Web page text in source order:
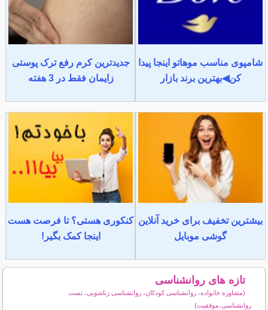
شامپوی مناسب موهاتو اینجا پیدا
کن◀بهترین برند بازار
جدیدترین کرم رفع ترک پوستی
زایمان فقط در 3 هفته
بیشترین تخفیف برای خرید آنلاین
گوشی موبایل
کنکوری هستی؟ تا فرصت هست
اینجا کمک بگیر!
تازه های روانشناسی
(مشاوره خانواده، روانشناسی کودکان، روانشناسی زناشویی، تست
روانشناسی،موفقیت)